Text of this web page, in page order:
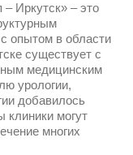
Иркутск» – это
опытом в области
существует с
медицинским
урологии,
добавилось
клиники могут
многих